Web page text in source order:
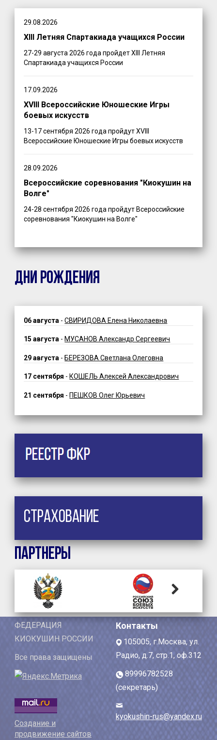
29.08.2026
XIII Летняя Спартакиада учащихся России
27-29 августа 2026 года пройдет XIII Летняя
Спартакиада учащихся России
17.09.2026
XVIII Всероссийские Юношеские Игры
боевых искусств
13-17 сентября 2026 года пройдут XVIII
Всероссийские Юношеские Игры боевых искусств
28.09.2026
Всероссийские соревнования "Киокушин на
Волге"
24-28 сентября 2026 года пройдут Всероссийские
соревнования "Киокушин на Волге"
ДНИ РОЖДЕНИЯ
06 августа -СВИРИДОВА Елена Николаевна
15 августа - МУСАНОВ Александр Сергеевич
29 августа - БЕРЕЗОВА Светлана Олеговна
17 сентября - КОШЕЛЬ Алексей Александрович
21 сентября -ПЕШКОВ Олег Юрьевич
Страхование
Партнеры
ФЕДЕРАЦИЯ
КИОКУШИН РОССИИ
Все права защищены
Создание и
продвижение сайтов
Контакты
105005, г.Москва, ул.
Радио, д.7, стр.1, оф.312
89996782528
(секретарь)
kyokushin-rus@yandex.ru